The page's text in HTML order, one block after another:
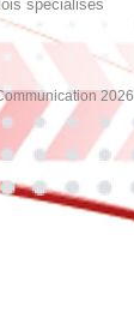
spécialisés
2026